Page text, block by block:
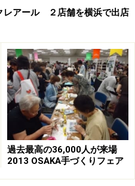
”『装苑』と「装苑賞」そ
レアール ２店舗を横浜で出店
過去最高の36,000人が来場
2013 OSAKA手づくりフェア